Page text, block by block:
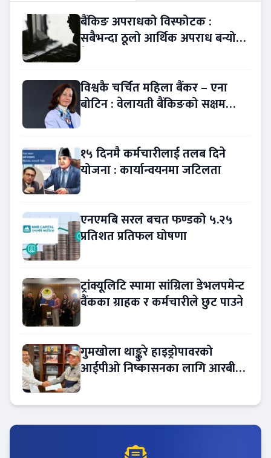
बैंकिङ अपराधको विस्फोटक :
सबैभन्दा ठूलो आर्थिक अपराध बन्यो
विश्वकै चर्चित महिला बैंकर – एना
बोटिन : वेलायती बैंकिङको सक्षम
१५ दिनमै कर्मचारीलाई तलब दिने
योजना : कार्यान्वयनमा जटिलता
एनएमबि सरल बचत फण्डको ५.२५
प्रतिशत प्रतिफल घोषणा
ट्रांक्यूलिटि स्पामा सांग्रिला डेभलपमेन्ट
वैंकका ग्राहक र कर्मचारीले छुट पाउने
गुमखोला थाङ्कुरे हाइड्रोपावरको
आईपीओ निष्कासनका लागि आरबीबी